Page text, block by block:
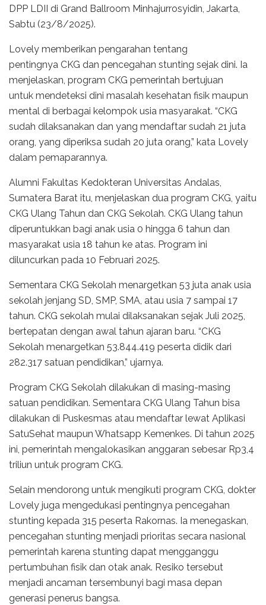
DPP LDII di Grand Ballroom Minhajurrosyidin, Jakarta,
Sabtu (23/8/2025).
Lovely memberikan pengarahan tentang
pentingnya CKG dan pencegahan stunting sejak dini. Ia
menjelaskan, program CKG pemerintah bertujuan
untuk mendeteksi dini masalah kesehatan fisik maupun
mental di berbagai kelompok usia masyarakat. “CKG
sudah dilaksanakan dan yang mendaftar sudah 21 juta
orang, yang diperiksa sudah 20 juta orang,” kata Lovely
dalam pemaparannya.
Alumni Fakultas Kedokteran Universitas Andalas,
Sumatera Barat itu, menjelaskan dua program CKG, yaitu
CKG Ulang Tahun dan CKG Sekolah. CKG Ulang tahun
diperuntukkan bagi anak usia 0 hingga 6 tahun dan
masyarakat usia 18 tahun ke atas. Program ini
diluncurkan pada 10 Februari 2025.
Sementara CKG Sekolah menargetkan 53 juta anak usia
sekolah jenjang SD, SMP, SMA, atau usia 7 sampai 17
tahun. CKG sekolah mulai dilaksanakan sejak Juli 2025,
bertepatan dengan awal tahun ajaran baru. “CKG
Sekolah menargetkan 53.844.419 peserta didik dari
282.317 satuan pendidikan,” ujarnya.
Program CKG Sekolah dilakukan di masing-masing
satuan pendidikan. Sementara CKG Ulang Tahun bisa
dilakukan di Puskesmas atau mendaftar lewat Aplikasi
SatuSehat maupun Whatsapp Kemenkes. Di tahun 2025
ini, pemerintah mengalokasikan anggaran sebesar Rp3,4
triliun untuk program CKG.
Selain mendorong untuk mengikuti program CKG, dokter
Lovely juga mengedukasi pentingnya pencegahan
stunting kepada 315 peserta Rakornas. Ia menegaskan,
pencegahan stunting menjadi prioritas secara nasional
pemerintah karena stunting dapat mengganggu
pertumbuhan fisik dan otak anak. Resiko tersebut
menjadi ancaman tersembunyi bagi masa depan
generasi penerus bangsa.